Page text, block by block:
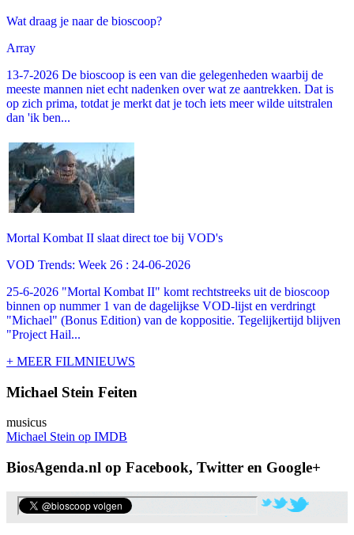
Wat draag je naar de bioscoop?
Array
13-7-2026 De bioscoop is een van die gelegenheden waarbij de
meeste mannen niet echt nadenken over wat ze aantrekken. Dat is
op zich prima, totdat je merkt dat je toch iets meer wilde uitstralen
dan 'ik ben...
Mortal Kombat II slaat direct toe bij VOD's
VOD Trends: Week 26 : 24-06-2026
25-6-2026 "Mortal Kombat II" komt rechtstreeks uit de bioscoop
binnen op nummer 1 van de dagelijkse VOD-lijst en verdringt
"Michael" (Bonus Edition) van de koppositie. Tegelijkertijd blijven
"Project Hail...
+ MEER FILMNIEUWS
Michael Stein Feiten
musicus
Michael Stein op IMDB
BiosAgenda.nl op Facebook, Twitter en Google+